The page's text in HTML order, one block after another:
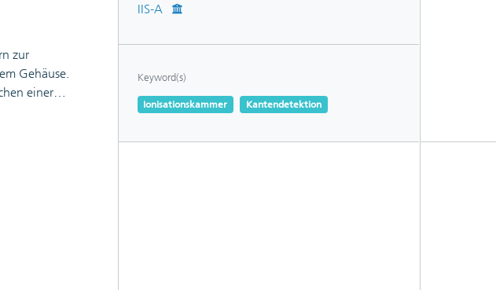
zur
Gehäuse.
einer
die jedoch
der Felder
IIS-A
Keyword(s)
Ionisationskammer Kantendetektion